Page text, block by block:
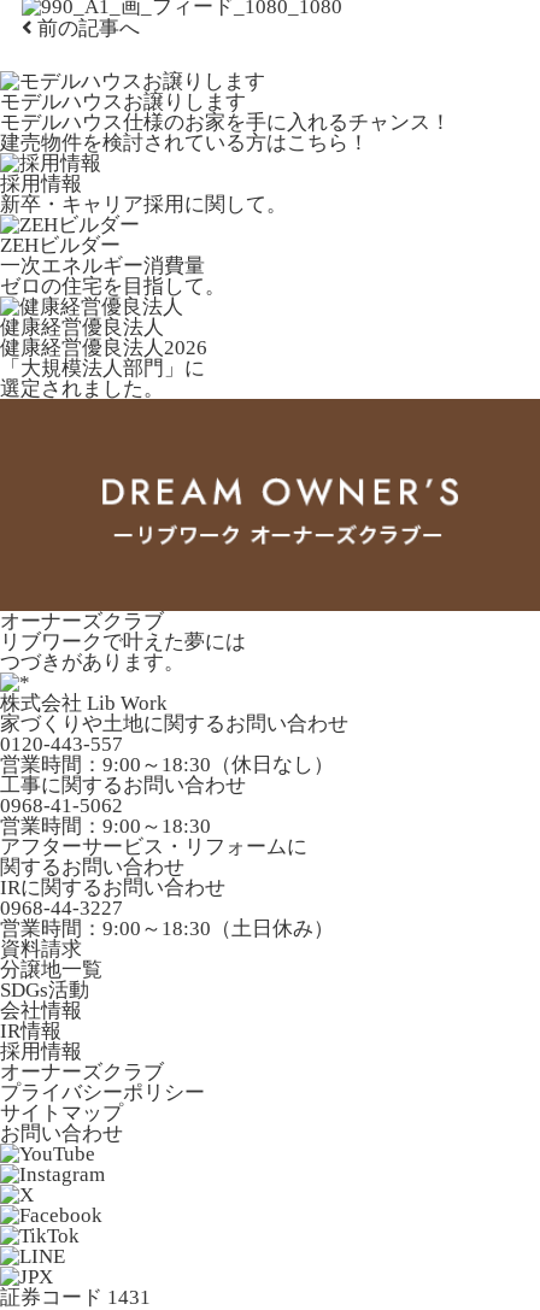
前の記事へ
モデルハウスお譲りします
モデルハウス仕様のお家を手に入れるチャンス！
建売物件を検討されている方はこちら！
採用情報
新卒・キャリア採用に関して。
ZEHビルダー
一次エネルギー消費量
ゼロの住宅を目指して。
健康経営優良法人
健康経営優良法人2026
「大規模法人部門」に
選定されました。
オーナーズクラブ
リブワークで叶えた夢には
つづきがあります。
株式会社 Lib Work
家づくりや土地に関するお問い合わせ
0120-443-557
営業時間：9:00～18:30（休日なし）
工事に関するお問い合わせ
0968-41-5062
営業時間：9:00～18:30
アフターサービス・リフォームに
関するお問い合わせ
IRに関するお問い合わせ
0968-44-3227
営業時間：9:00～18:30（土日休み）
資料請求
分譲地一覧
SDGs活動
会社情報
IR情報
採用情報
オーナーズクラブ
プライバシーポリシー
サイトマップ
お問い合わせ
証券コード 1431